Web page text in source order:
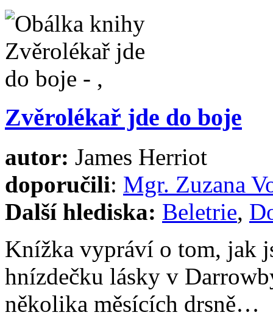
Zvěrolékař jde do boje
autor: James Herriot
doporučili: Mgr. Zuzana
Další hlediska: Beletrie,
Knížka vypráví o tom, jak
hnízdečku lásky v
několika měsících drsně…